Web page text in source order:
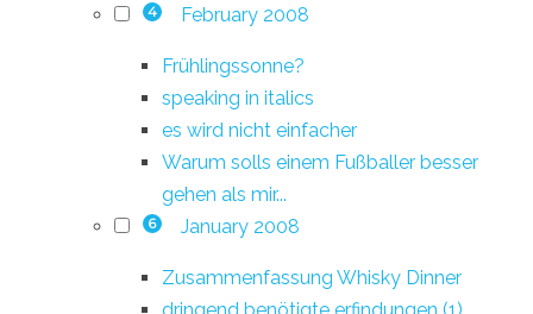
4 February 2008
Frühlingssonne?
speaking in italics
es wird nicht einfacher
Warum solls einem Fußballer besser
gehen als mir...
6 January 2008
Zusammenfassung Whisky Dinner
dringend benötigte erfindungen (1)